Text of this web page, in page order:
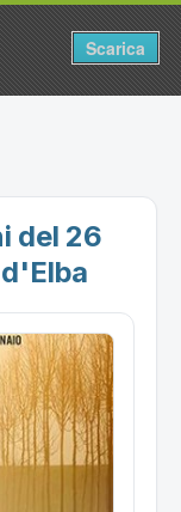
del 26
Scarica